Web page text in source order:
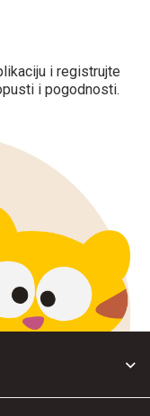
i registrujte
i pogodnosti.